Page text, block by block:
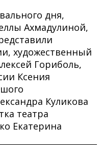
дня,
Ахмадулиной,
художественный
Гориболь,
Ксения
Куликова
театра
Екатерина